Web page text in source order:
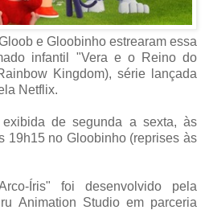
e Gloobinho estrearam essa
infantil "Vera e o Reino do
Kingdom), série lançada
Netflix.
de segunda a sexta, às
19h15 no Gloobinho (reprises às
Íris" foi desenvolvido pela
Animation Studio em parceria